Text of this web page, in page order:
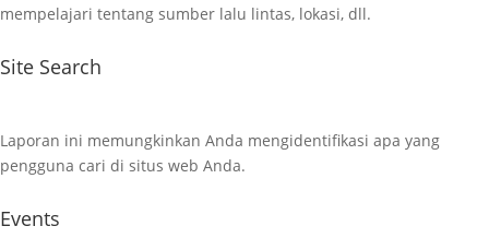
mempelajari tentang sumber lalu lintas, lokasi, dll.
Site Search
Laporan ini memungkinkan Anda mengidentifikasi apa yang
pengguna cari di situs web Anda.
Events